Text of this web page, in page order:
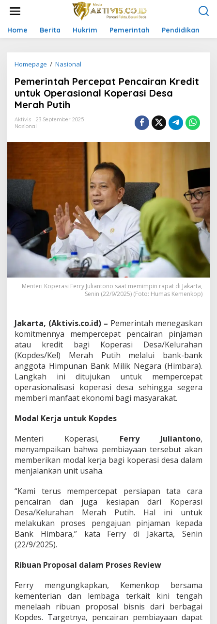
t
Home Berita Hukrim Pemerintah Pendidikan
Homepage / Nasional
m
e
r
n
h
t
P
e
c
a
i
r
n
d
i
t
u
n
t
u
k
O
e
r
s
i
o
n
a
K
o
p
e
r
a
D
e
a
r
Pemerintah Percepat Pencairan Kredit
untuk Operasional Koperasi Desa
Merah Putih
Aktivis
23 September 2025
Nasional
Menteri Koperasi Ferry Juliantono saat memimpin rapat di Jakarta,
Senin (22/9/2025) (Foto: Humas Kemenkop)
Jakarta, (Aktivis.co.id) – Pemerintah menegaskan
komitmennya mempercepat pencairan pinjaman
atau kredit bagi Koperasi Desa/Kelurahan
(Kopdes/Kel) Merah Putih melalui bank-bank
anggota Himpunan Bank Milik Negara (Himbara).
Langkah ini ditujukan untuk mempercepat
operasionalisasi koperasi desa sehingga segera
memberi manfaat ekonomi bagi masyarakat.
Modal Kerja untuk Kopdes
Menteri Koperasi, Ferry Juliantono,
menyampaikan bahwa pembiayaan tersebut akan
memberikan modal kerja bagi koperasi desa dalam
menjalankan unit usaha.
“Kami terus mempercepat persiapan tata cara
pencairan dan juga kesiapan dari Koperasi
Desa/Kelurahan Merah Putih. Hal ini untuk
melakukan proses pengajuan pinjaman kepada
Bank Himbara,” kata Ferry di Jakarta, Senin
(22/9/2025).
Ribuan Proposal dalam Proses Review
Ferry mengungkapkan, Kemenkop bersama
kementerian dan lembaga terkait kini tengah
menelaah ribuan proposal bisnis dari berbagai
Kopdes. Targetnya, pencairan pembiayaan dapat